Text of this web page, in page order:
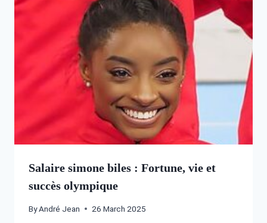
Salaire simone biles : Fortune, vie et
succès olympique
ByAndré Jean 26 March 2025